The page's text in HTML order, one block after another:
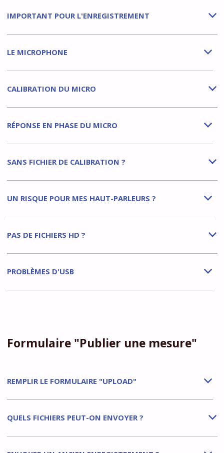
b
IMPORTANT POUR L'ENREGISTREMENT
b
LE MICROPHONE
b
CALIBRATION DU MICRO
b
RÉPONSE EN PHASE DU MICRO
b
SANS FICHIER DE CALIBRATION ?
b
UN RISQUE POUR MES HAUT-PARLEURS ?
b
PAS DE FICHIERS HD ?
b
PROBLÈMES D'USB
Formulaire "Publier une mesure"
b
REMPLIR LE FORMULAIRE "UPLOAD"
b
QUELS FICHIERS PEUT-ON ENVOYER ?